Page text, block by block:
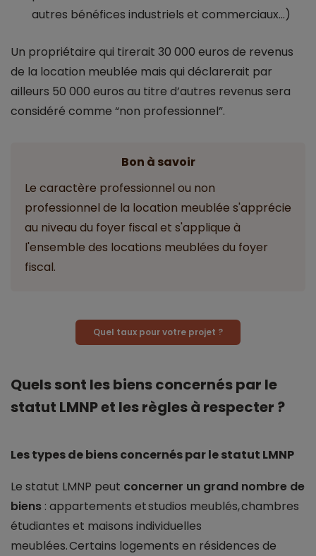
autres bénéfices industriels et commerciaux...)
Un propriétaire qui tirerait 30 000 euros de revenus
de la location meublée mais qui déclarerait par
ailleurs 50 000 euros au titre d’autres revenus sera
considéré comme “non professionnel”.
Bon à savoir
Le caractère professionnel ou non
professionnel de la location meublée s'apprécie
au niveau du foyer fiscal et s'applique à
l'ensemble des locations meublées du foyer
fiscal.
Quel taux pour votre projet ?
Quels sont les biens concernés par le
statut LMNP et les règles à respecter ?
Les types de biens concernés par le statut LMNP
Le statut LMNP peut concerner un grand nombre de
biens : appartements et studios meublés, chambres
étudiantes et maisons individuelles
meublées. Certains logements en résidences de